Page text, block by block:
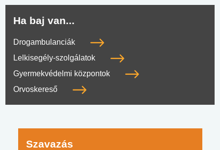
Ha baj van...
Drogambulanciák
Lelkisegély-szolgálatok
Gyermekvédelmi központok
Orvoskereső
Szavazás